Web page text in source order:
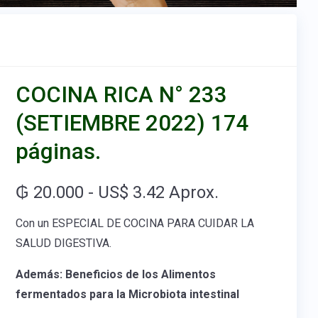
COCINA RICA N° 233
(SETIEMBRE 2022) 174
páginas.
₲ 20.000 - US$ 3.42 Aprox.
Con un ESPECIAL DE COCINA PARA CUIDAR LA
SALUD DIGESTIVA.
Además: Beneficios de los Alimentos
fermentados para la Microbiota intestinal